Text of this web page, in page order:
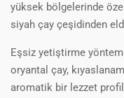
yüksek bölgelerinde
siyah çay çeşidinden
Eşsiz yetiştirme
oryantal çay,
aromatik bir lezzet